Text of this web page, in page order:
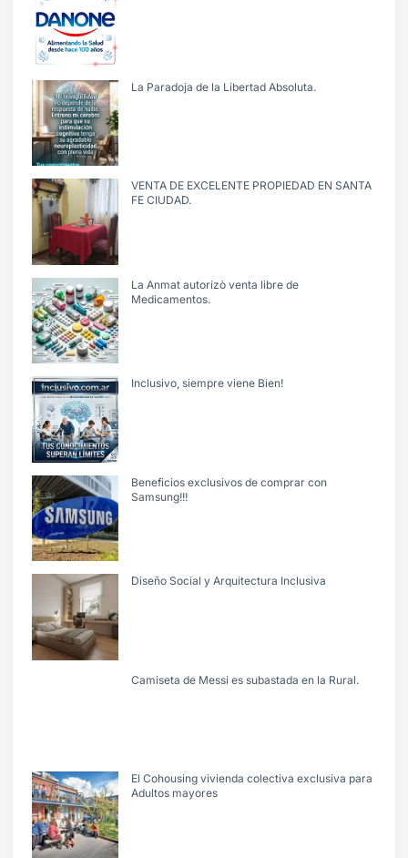
La Paradoja de la Libertad Absoluta.
VENTA DE EXCELENTE PROPIEDAD EN SANTA
FE CIUDAD.
La Anmat autorizò venta libre de
Medicamentos.
Inclusivo, siempre viene Bien!
Beneficios exclusivos de comprar con
Samsung!!!
Diseño Social y Arquitectura Inclusiva
Camiseta de Messi es subastada en la Rural.
El Cohousing vivienda colectiva exclusiva para
Adultos mayores